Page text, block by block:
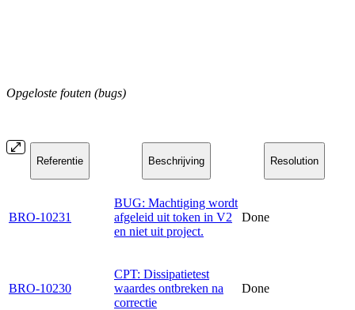
Opgeloste fouten (bugs)
Referentie Beschrijving Resolution
BRO-10231
BUG: Machtiging wordt
afgeleid uit token in V2
en niet uit project.
Done
BRO-10230
CPT: Dissipatietest
waardes ontbreken na
correctie
Done